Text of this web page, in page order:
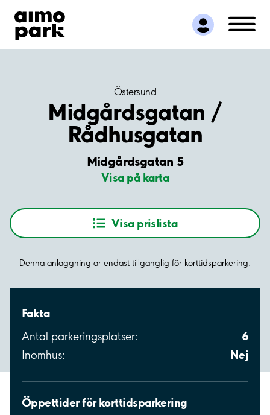
Hitta parkering
Samarbete
Kundservice
Östersund
Midgårdsgatan /
Rådhusgatan
Midgårdsgatan 5
Visa på karta
Visa prislista
Denna anläggning är endast tillgänglig för korttidsparkering.
Fakta
Antal parkeringsplatser: 6
Inomhus: Nej
Öppettider för korttidsparkering